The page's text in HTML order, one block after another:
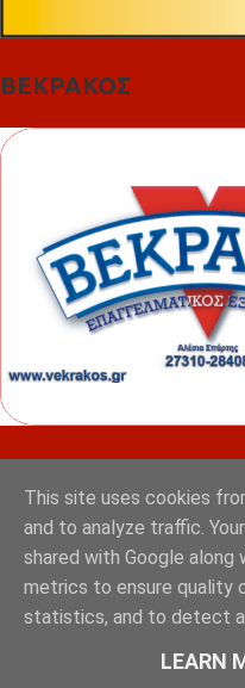
ΒΕΚΡΑΚΟΣ
This site uses cookies
and to analyze traffic.
shared with Google
metrics to ensure quality
statistics, and to detect
LEARN